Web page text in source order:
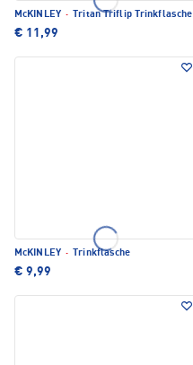
McKINLEY · Tritan Triflip Trinkflasche
€ 11,99
McKINLEY · Trinkflasche
€ 9,99